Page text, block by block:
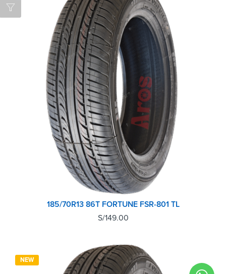
185/70R13 86T FORTUNE FSR-801 TL
S/149.00
NEW